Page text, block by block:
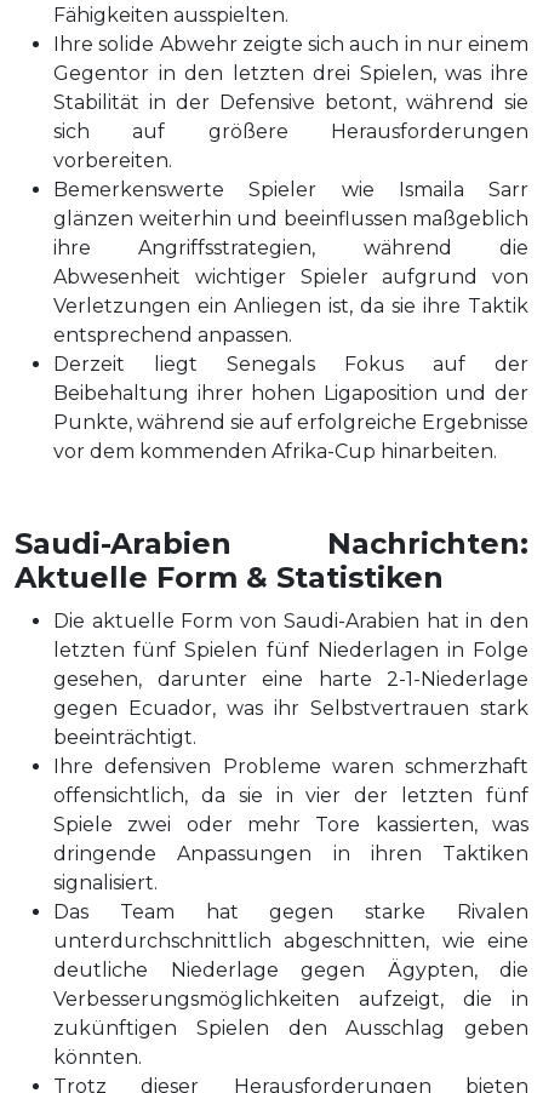
Fähigkeiten ausspielten.
Ihre solide Abwehr zeigte sich auch in nur einem
Gegentor in den letzten drei Spielen, was ihre
Stabilität in der Defensive betont, während sie
sich auf größere Herausforderungen
vorbereiten.
Bemerkenswerte Spieler wie Ismaila Sarr
glänzen weiterhin und beeinflussen maßgeblich
ihre Angriffsstrategien, während die
Abwesenheit wichtiger Spieler aufgrund von
Verletzungen ein Anliegen ist, da sie ihre Taktik
entsprechend anpassen.
Derzeit liegt Senegals Fokus auf der
Beibehaltung ihrer hohen Ligaposition und der
Punkte, während sie auf erfolgreiche Ergebnisse
vor dem kommenden Afrika-Cup hinarbeiten.
Saudi-Arabien Nachrichten:
Aktuelle Form & Statistiken
Die aktuelle Form von Saudi-Arabien hat in den
letzten fünf Spielen fünf Niederlagen in Folge
gesehen, darunter eine harte 2-1-Niederlage
gegen Ecuador, was ihr Selbstvertrauen stark
beeinträchtigt.
Ihre defensiven Probleme waren schmerzhaft
offensichtlich, da sie in vier der letzten fünf
Spiele zwei oder mehr Tore kassierten, was
dringende Anpassungen in ihren Taktiken
signalisiert.
Das Team hat gegen starke Rivalen
unterdurchschnittlich abgeschnitten, wie eine
deutliche Niederlage gegen Ägypten, die
Verbesserungsmöglichkeiten aufzeigt, die in
zukünftigen Spielen den Ausschlag geben
könnten.
Trotz dieser Herausforderungen bieten